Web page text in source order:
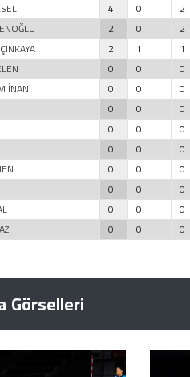
4 0 2
2 0 2
2 1 1
0 0 0
İNAN
0 0 0
0 0 0
0 0 0
0 0 0
0 0 0
0 0 0
0 0 0
0 0 0
Görselleri